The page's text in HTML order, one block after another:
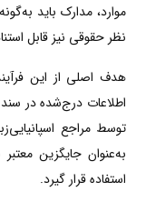
موارد، مدارک باید
نظر حقوقی نیز قابل
هدف اصلی از این
اطلاعات درج‌شده در
توسط مراجع
به‌عنوان جایگزین
استفاده قرار گیرد.